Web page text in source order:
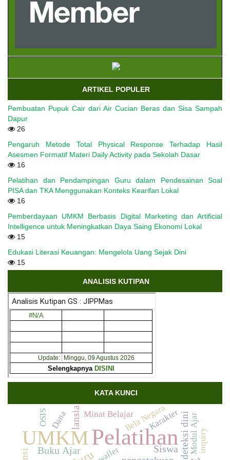
ARTIKEL POPULER
Pembuatan Pupuk Cair dari Air Cucian Beras dan Sisa Sampah
Dapur
26
Pengaruh Metode Total Physical Response Terhadap Hasil
Asesmen Formatif Materi Daily Activity pada Sekolah Dasar
16
Pelatihan dan Pendampingan Guru dalam Pendesainan Soal
PISA dan TKA Menggunakan Konteks Kearifan Lokal
16
Pemberdayaan UMKM Berbasis Digital Marketing dan Artificial
Intelligence untuk Meningkatkan Daya Saing Ekonomi Lokal
15
Edukasi Literasi Keuangan: Mengelola Uang Sejak Dini
15
ANALISIS KUTIPAN
KATA KUNCI
Pelatihan
UMKM Siswa deteksi dini
Buku Ajar
lansia Bela Negara
Karakter Modul Ajarinquiry
Minat Belajar
Dana
OSIS